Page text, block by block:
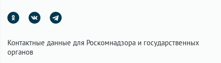
Контактные данные для Роскомнадзора и государственных
органов